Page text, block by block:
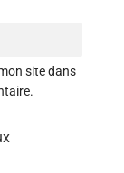
site dans